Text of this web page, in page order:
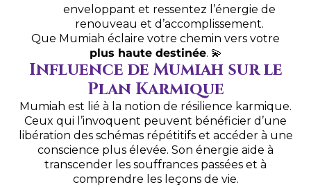
enveloppant et ressentez l’énergie de
renouveau et d’accomplissement.
Que Mumiah éclaire votre chemin vers votre
plus haute destinée. 💫
Influence de Mumiah sur le
Plan Karmique
Mumiah est lié à la notion de résilience karmique.
Ceux qui l’invoquent peuvent bénéficier d’une
libération des schémas répétitifs et accéder à une
conscience plus élevée. Son énergie aide à
transcender les souffrances passées et à
comprendre les leçons de vie.